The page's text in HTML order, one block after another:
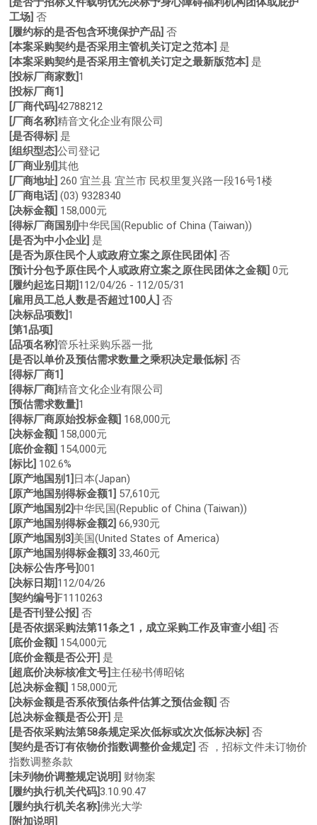
工场] 否
[履约标的是否包含环境保护产品] 否
[本案采购契约是否采用主管机关订定之范本] 是
[本案采购契约是否采用主管机关订定之最新版范本] 是
[投标厂商家数]1
[投标厂商1]
[厂商代码]42788212
[厂商名称]精音文化企业有限公司
[是否得标] 是
[组织型态]公司登记
[厂商业别]其他
[厂商地址] 260 宜兰县 宜兰市 民权里复兴路一段16号1楼
[厂商电话] (03) 9328340
[决标金额] 158,000元
[得标厂商国别]中华民国(Republic of China (Taiwan))
[是否为中小企业] 是
[是否为原住民个人或政府立案之原住民团体] 否
[预计分包予原住民个人或政府立案之原住民团体之金额] 0元
[履约起迄日期]112/04/26 - 112/05/31
[雇用员工总人数是否超过100人] 否
[决标品项数]1
[第1品项]
[品项名称]管乐社采购乐器一批
[是否以单价及预估需求数量之乘积决定最低标] 否
[得标厂商1]
[得标厂商]精音文化企业有限公司
[预估需求数量]1
[得标厂商原始投标金额] 168,000元
[决标金额] 158,000元
[底价金额] 154,000元
[标比] 102.6%
[原产地国别1] 日本(Japan)
[原产地国别得标金额1] 57,610元
[原产地国别2]中华民国(Republic of China (Taiwan))
[原产地国别得标金额2] 66,930元
[原产地国别3]美国(United States of America)
[原产地国别得标金额3] 33,460元
[决标公告序号]001
[决标日期]112/04/26
[契约编号]F1110263
[是否刊登公报] 否
[是否依据采购法第11条之1，成立采购工作及审查小组] 否
[底价金额] 154,000元
[底价金额是否公开] 是
[超底价决标核准文号]主任秘书傅昭铭
[总决标金额] 158,000元
[决标金额是否系依预估条件估算之预估金额] 否
[总决标金额是否公开] 是
[是否依采购法第58条规定采次低标或次次低标决标] 否
[契约是否订有依物价指数调整价金规定] 否 ，招标文件未订物价
指数调整条款
[未列物价调整规定说明] 财物案
[履约执行机关代码]3.10.90.47
[履约执行机关名称]佛光大学
[附加说明]